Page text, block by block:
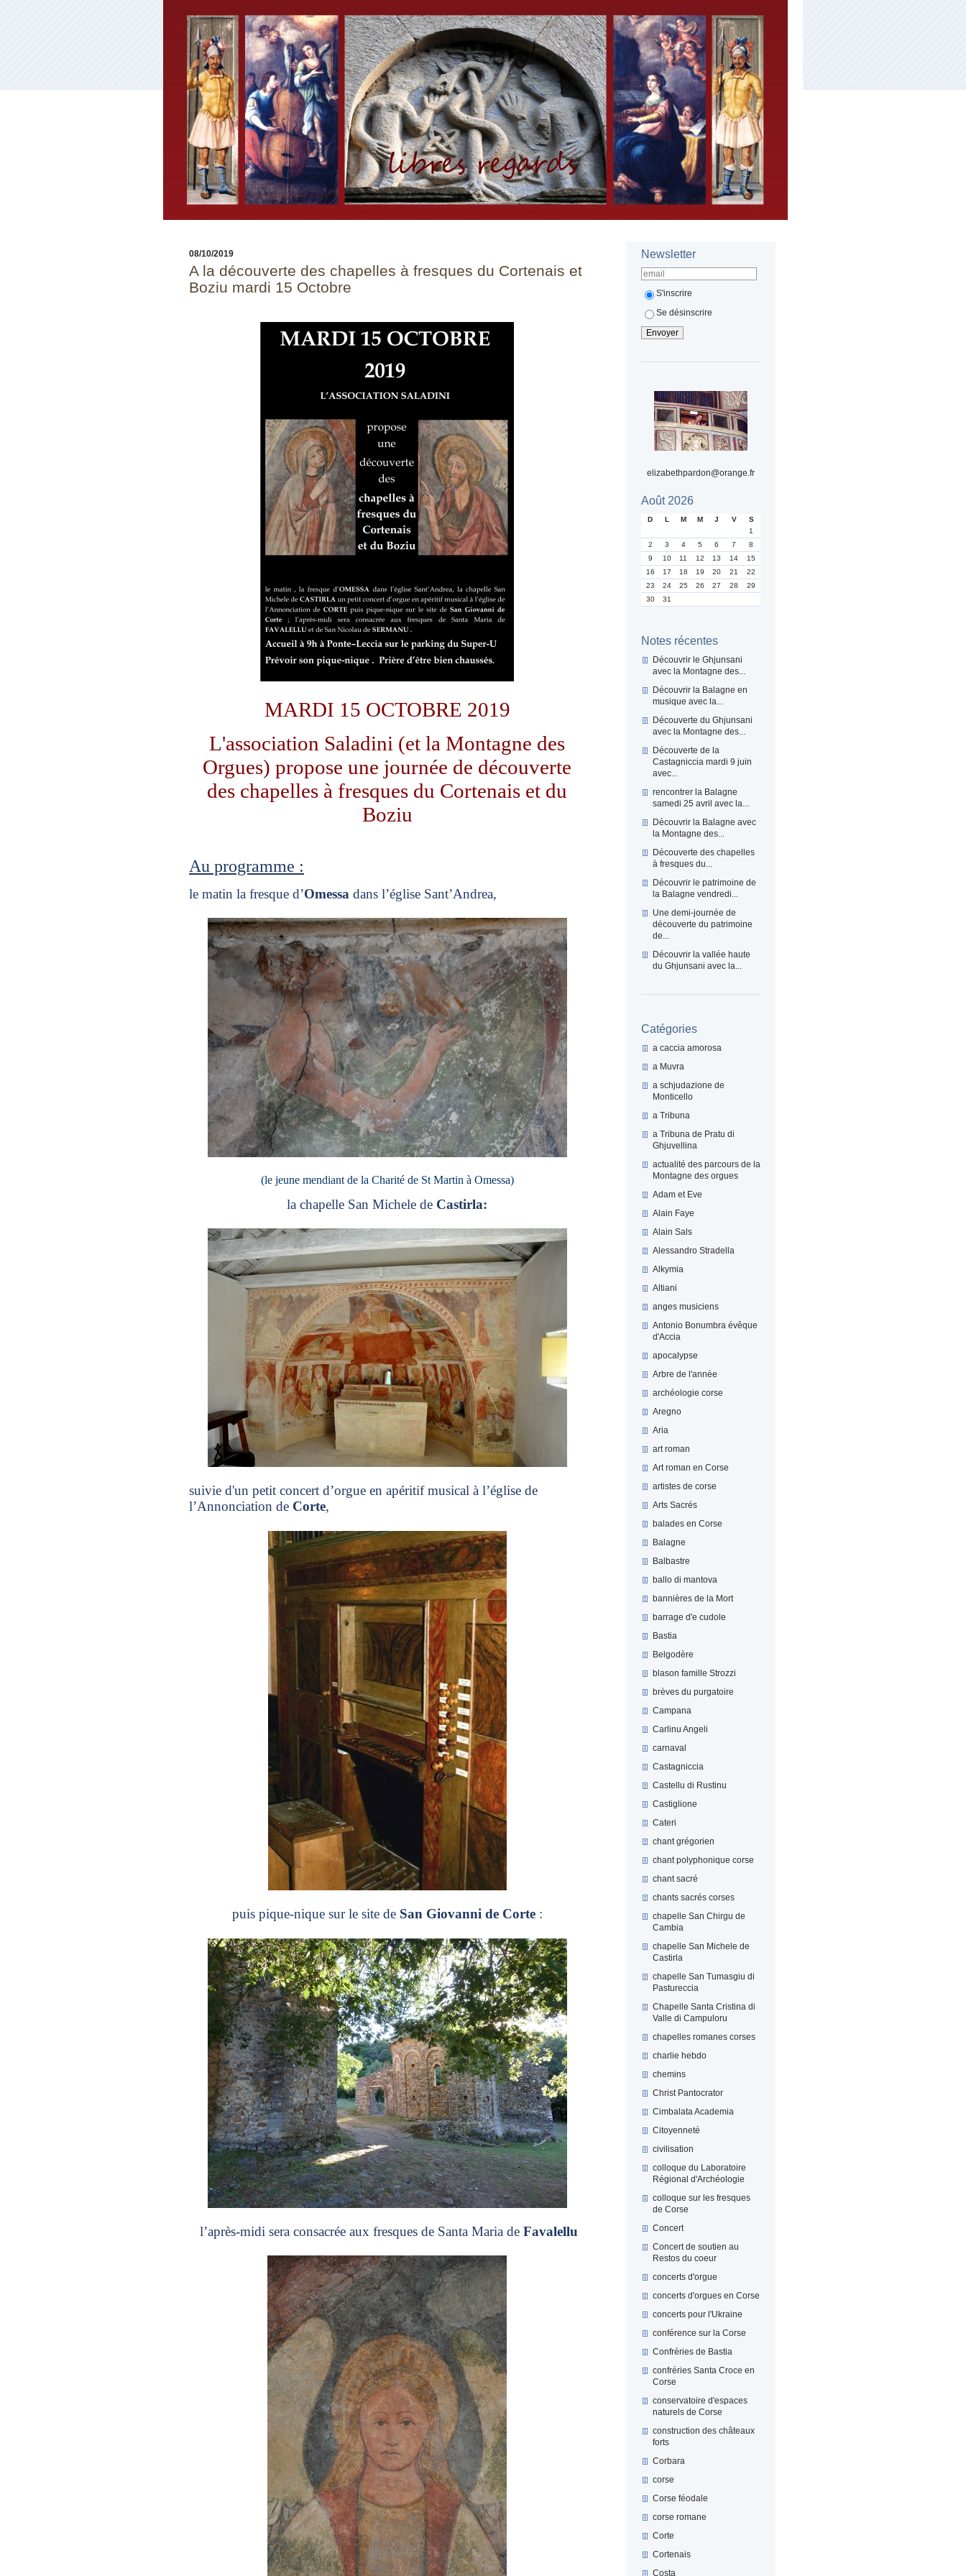
Newsletter
S'inscrire
Se désinscrire
elizabethpardon@orange.fr
Août 2026
D L M M J V
S
1
2
3 4 5 6 7
8
9
10 11 12 13 14
15
16
17 18 19 20 21
22
23
24 25 26 27 28
29
30
31
Notes récentes
Découvrir le Ghjunsani
avec la Montagne des...
Découvrir la Balagne en
musique avec la...
Découverte du Ghjunsani
avec la Montagne des...
Découverte de la
Castagniccia mardi 9 juin
avec...
rencontrer la Balagne
samedi 25 avril avec la...
Découvrir la Balagne avec
la Montagne des...
Découverte des chapelles
à fresques du...
Découvrir le patrimoine de
la Balagne vendredi...
Une demi-journée de
découverte du patrimoine
de...
Découvrir la vallée haute
du Ghjunsani avec la...
Catégories
a caccia amorosa
a Muvra
a schjudazione de
Monticello
a Tribuna
a Tribuna de Pratu di
Ghjuvellina
actualité des parcours de la
Montagne des orgues
Adam et Eve
Alain Faye
Alain Sals
Alessandro Stradella
Alkymia
Altiani
anges musiciens
Antonio Bonumbra évêque
d'Accia
apocalypse
Arbre de l'année
archéologie corse
Aregno
Aria
art roman
Art roman en Corse
artistes de corse
Arts Sacrés
balades en Corse
Balagne
Balbastre
ballo di mantova
bannières de la Mort
barrage d'e cudole
Bastia
Belgodère
blason famille Strozzi
brèves du purgatoire
Campana
Carlinu Angeli
carnaval
Castagniccia
Castellu di Rustinu
Castiglione
Cateri
chant grégorien
chant polyphonique corse
chant sacré
chants sacrés corses
chapelle San Chirgu de
Cambia
chapelle San Michele de
Castirla
chapelle San Tumasgiu di
Pastureccia
Chapelle Santa Cristina di
Valle di Campuloru
chapelles romanes corses
charlie hebdo
chemins
Christ Pantocrator
Cimbalata Academia
Citoyenneté
civilisation
colloque du Laboratoire
Régional d'Archéologie
colloque sur les fresques
de Corse
Concert
Concert de soutien au
Restos du coeur
concerts d'orgue
concerts d'orgues en Corse
concerts pour l'Ukraine
conférence sur la Corse
Confréries de Bastia
confréries Santa Croce en
Corse
conservatoire d'espaces
naturels de Corse
construction des châteaux
forts
Corbara
corse
Corse féodale
corse romane
Corte
Cortenais
Costa
08/10/2019
A la découverte des chapelles à fresques du Cortenais et
Boziu mardi 15 Octobre
MARDI 15 OCTOBRE 2019
L'association Saladini (et la Montagne des
Orgues) propose une journée de découverte
des chapelles à fresques du Cortenais et du
Boziu
Au programme :
le matin la fresque d’Omessa dans l’église Sant’Andrea,
(le jeune mendiant de la Charité de St Martin à Omessa)
la chapelle San Michele de Castirla:
suivie d'un petit concert d’orgue en apéritif musical à l’église de
l’Annonciation de Corte,
puis pique-nique sur le site de San Giovanni de Corte:
l’après-midi sera consacrée aux fresques de Santa Maria de Favalellu